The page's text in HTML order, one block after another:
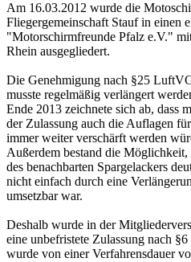
Am 16.03.2012 wurde die
Fliegergemeinschaft Stauf in einen
"Motorschirmfreunde Pfalz e.V."
Rhein ausgegliedert.
Die Genehmigung nach §25
musste regelmäßig verlängert
Ende 2013 zeichnete sich ab, dass
der Zulassung auch die Auflagen
immer weiter verschärft werden
Außerdem bestand die
des benachbarten Spargelackers
nicht einfach durch eine
umsetzbar war.
Deshalb wurde in der
eine unbefristete Zulassung nach
wurde von einer Verfahrensdauer